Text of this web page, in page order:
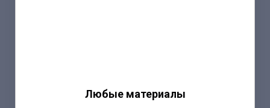
Любые материалы